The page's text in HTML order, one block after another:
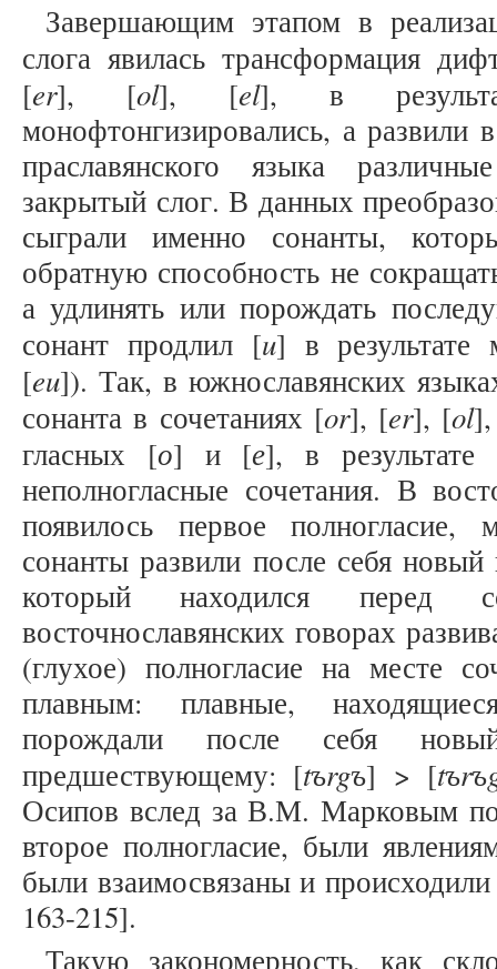
Завершающим этапом в
слога явилась трансформация
[er], [ol], [el], в
монофтонгизировались, а развили
праславянского языка
закрытый слог. В данных
сыграли именно сонанты,
обратную способность не
а удлинять или порождать
сонант продлил [u] в результате
[eu]). Так, в южнославянских
сонанта в сочетаниях [or], [er], [ol
гласных [о] и [е], в результате
неполногласные сочетания. В
появилось первое
сонанты развили после себя
который находился перед
восточнославянских говорах
(глухое) полногласие на месте
плавным: плавные,
порождали после себя
предшествующему: [tъrgъ] > [
Осипов вслед за В.М. Марковым
второе полногласие, были
были взаимосвязаны и
163-215].
Такую закономерность, как